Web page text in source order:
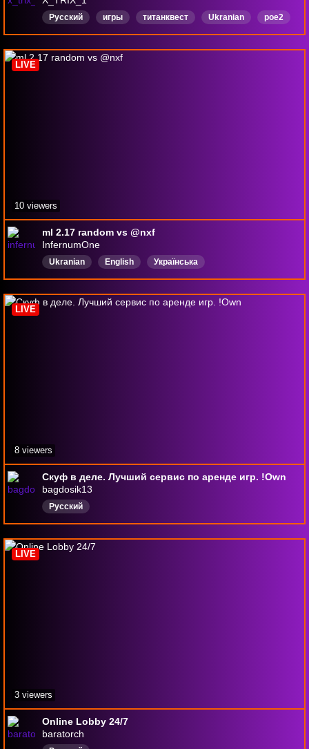
Русский игры титанквест Ukranian
poe2
Файтинги
AOM девушкаиграет
сонныйстрим
English
ml 2.17 random vs @nxf
InfernumOne
Ukranian English Українська
LIVE
10 viewers
Скуф в деле. Лучший сервис по аренде игр. !Own
bagdosik13
Русский
LIVE
8 viewers
Online Lobby 24/7
baratorch
LIVE
3 viewers